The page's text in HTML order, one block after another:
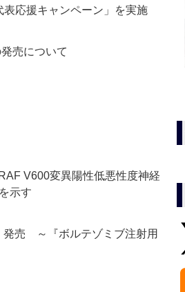
応援キャンペーン」を実施
売について
V600変異陽性低悪性度神経
示す
発売 ～『ボルテゾミブ注射用